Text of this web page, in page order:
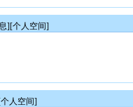
][个人空间]
个人空间]